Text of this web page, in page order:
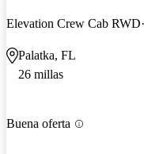
Elevation Crew Cab RWD
Palatka, FL
26 millas
Buena oferta